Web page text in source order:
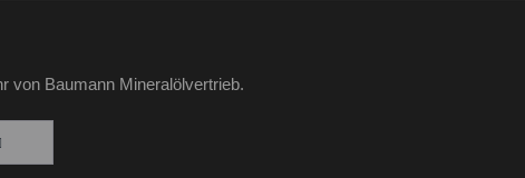
von Baumann Mineralölvertrieb.